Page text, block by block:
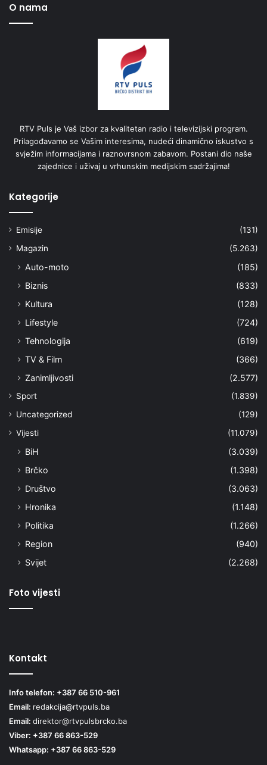
O nama
RTV Puls je Vaš izbor za kvalitetan radio i televizijski program.
Prilagođavamo se Vašim interesima, nudeći dinamično iskustvo s
svježim informacijama i raznovrsnom zabavom. Postani dio naše
zajednice i uživaj u vrhunskim medijskim sadržajima!
Kategorije
Emisije
(131)
Magazin
(5.263)
Auto-moto
(185)
Biznis
(833)
Kultura
(128)
Lifestyle
(724)
Tehnologija
(619)
TV & Film
(366)
Zanimljivosti
(2.577)
Sport
(1.839)
Uncategorized
(129)
Vijesti
(11.079)
BiH
(3.039)
Brčko
(1.398)
Društvo
(3.063)
Hronika
(1.148)
Politika
(1.266)
Region
(940)
Svijet
(2.268)
Foto vijesti
Kontakt
Info telefon: +387 66 510-961
Email: redakcija@rtvpuls.ba
Email: direktor@rtvpulsbrcko.ba
Viber: +387 66 863-529
Whatsapp: +387 66 863-529